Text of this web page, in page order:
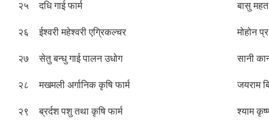
२५ दधि गाई फार्म बासु
२६ ईश्वरी महेश्वरी एग्रिकल्चर मोहोन
२७ सेतु बन्धु गाई पालन उधोग सानी
२८ मखमली अर्गानिक कृषि फार्म जयराम
२९ ब्रर्दश पशु तथा कृषि फार्म श्याम